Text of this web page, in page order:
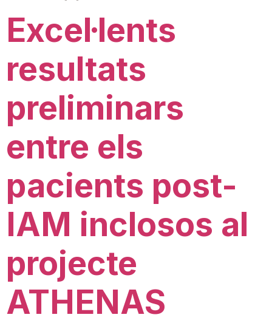
Excel·lents
resultats
preliminars
entre els
pacients post-
IAM inclosos al
projecte
ATHENAS